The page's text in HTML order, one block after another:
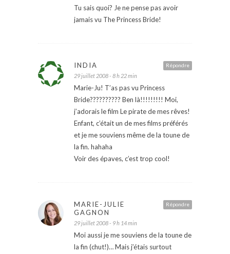
Tu sais quoi? Je ne pense pas avoir
jamais vu The Princess Bride!
Répondre
INDIA
29 juillet 2008 - 8 h 22 min
Marie-Ju! T’as pas vu Princess
Bride?????????? Ben là!!!!!!!!! Moi,
j’adorais le film Le pirate de mes rêves!
Enfant, c’était un de mes films préférés
et je me souviens même de la toune de
la fin. hahaha
Voir des épaves, c’est trop cool!
Répondre
MARIE-JULIE
GAGNON
29 juillet 2008 - 9 h 14 min
Moi aussi je me souviens de la toune de
la fin (chut!)… Mais j’étais surtout